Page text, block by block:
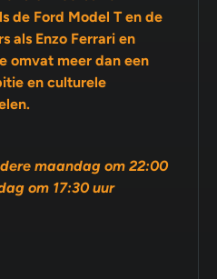
de Ford Model T en de
omvat meer dan een
maandag om 22:00
om 17:30 uur